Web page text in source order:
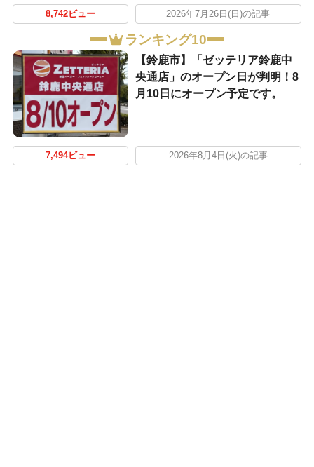
8,742ビュー 2026年7月26日(日)の記事
ランキング10
【鈴鹿市】「ゼッテリア鈴鹿中
央通店」のオープン日が判明！8
月10日にオープン予定です。
7,494ビュー 2026年8月4日(火)の記事